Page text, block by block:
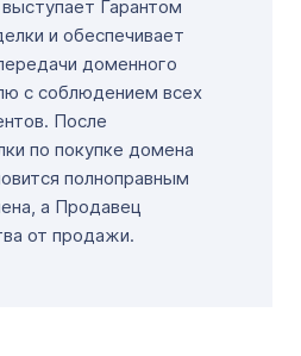
Гарантом
и обеспечивает
доменного
с соблюдением всех
После
по покупке домена
полноправным
а Продавец
от продажи.